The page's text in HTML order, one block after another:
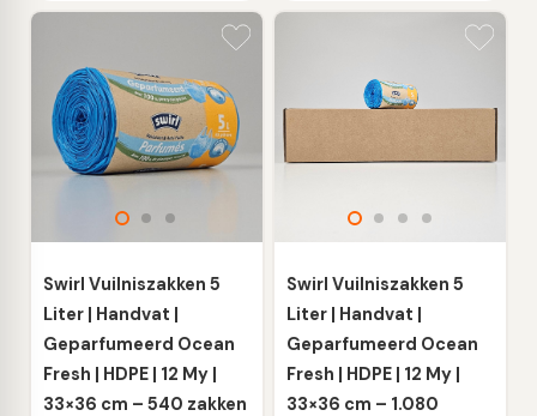
Dit
heeft
meerdere
variaties.
Deze
worden
op
de
productpagina
Dit
meerdere
variaties.
Deze
worden
op
de
productpagina
Swirl Vuilniszakken 5
Liter | Handvat |
Geparfumeerd Ocean
Fresh | HDPE | 12 My |
33×36 cm – 540 zakken
Swirl Vuilniszakken 5
Liter | Handvat |
Geparfumeerd Ocean
Fresh | HDPE | 12 My |
33×36 cm – 1.080